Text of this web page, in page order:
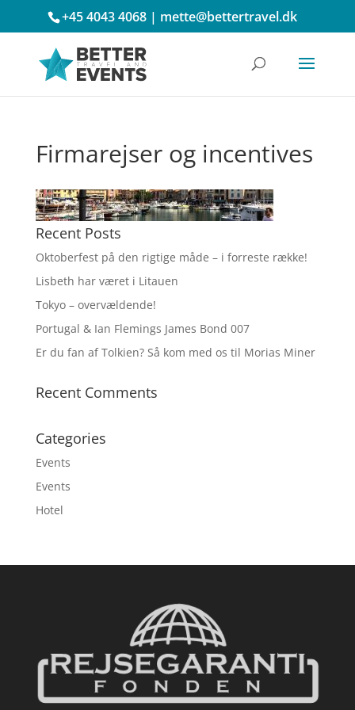
+45 4043 4068| mette@bettertravel.dk
Firmarejser og incentives
Recent Posts
Oktoberfest på den rigtige måde – i forreste række!
Lisbeth har været i Litauen
Tokyo – overvældende!
Portugal & Ian Flemings James Bond 007
Er du fan af Tolkien? Så kom med os til Morias Miner
Recent Comments
Categories
Events
Events
Hotel